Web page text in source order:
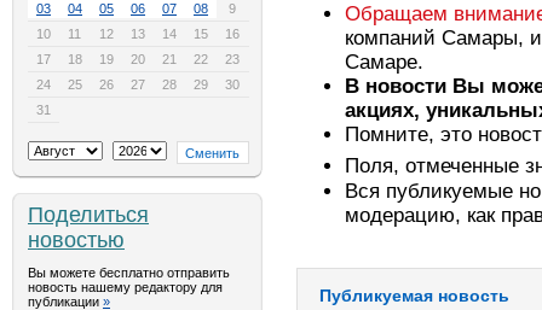
03
04 05 06 07 08
9
10
11 12 13 14 15
16
17
18 19 20 21 22
23
24
25 26 27 28 29
30
31
Поделиться
новостью
Вы можете бесплатно отправить
новость нашему редактору для
публикации »
Обращаем
компаний Самары,
Самаре.
В новости Вы
акциях,
Помните, это
Поля, отмеченные
Вся публикуемые
модерацию, как
Публикуемая новость